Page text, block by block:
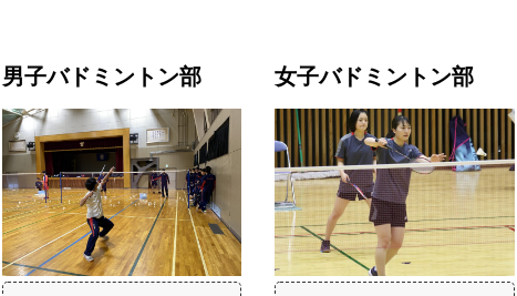
男子バドミントン部 女子バドミントン部